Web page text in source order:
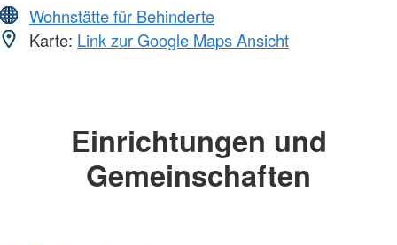
Wohnstätte für Behinderte
Karte: Link zur Google Maps Ansicht
Einrichtungen und
Gemeinschaften